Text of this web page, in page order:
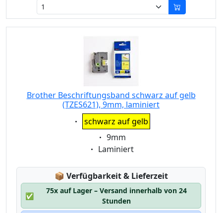
Brother Beschriftungsband schwarz auf gelb
(TZES621), 9mm, laminiert
Eigenschaft:
schwarz auf gelb
Eigenschaft:
9mm
Eigenschaft:
Laminiert
📦 Lagerstatus:
Verfügbarkeit & Lieferzeit
✅
75x auf Lager – Versand innerhalb von 24
Stunden